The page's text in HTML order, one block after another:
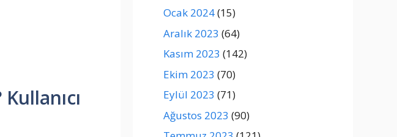
Ocak 2024(15)
Aralık 2023 (64)
Kasım 2023 (142)
Ekim 2023 (70)
Eylül 2023 (71)
Ağustos 2023 (90)